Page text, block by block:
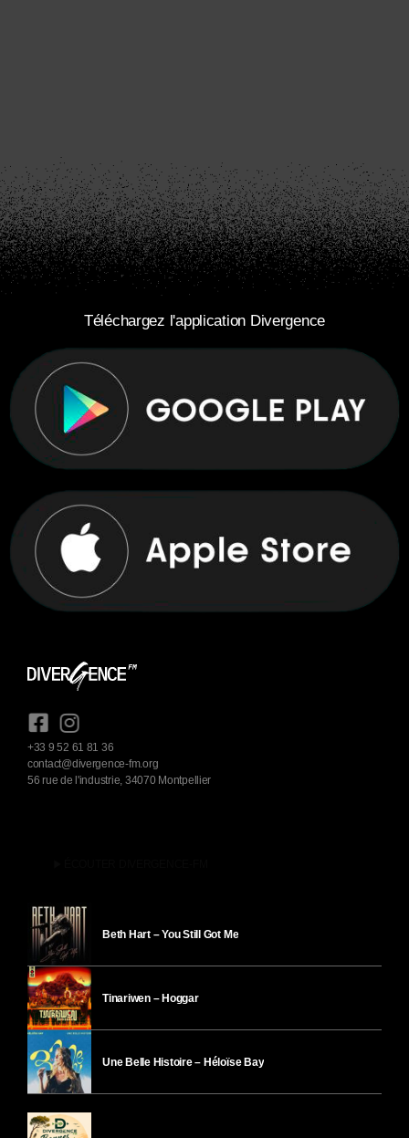
Téléchargez l'application Divergence
+33 9 52 61 81 36
contact@divergence-fm.org
56 rue de l'industrie, 34070 Montpellier
Beth Hart – You Still Got Me
Tinariwen – Hoggar
Une Belle Histoire – Héloïse Bay